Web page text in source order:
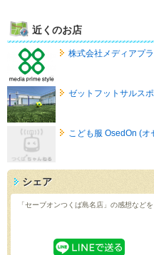
近くのお店
株式会社メディアプ
ゼットフットサルス
こども服 OsedOn (オ
シェア
「セーブオンつくば島名店」の感想など